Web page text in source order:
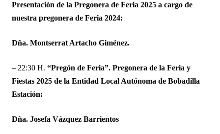
Presentación de la Pregonera de Feria 2025 a cargo de
nuestra pregonera de Feria 2024:
Dña. Montserrat Artacho Giménez.
– 22:30 H. “Pregón de Feria”. Pregonera de la Feria y
Fiestas 2025 de la Entidad Local Autónoma de Bobadilla
Estación:
Dña. Josefa Vázquez Barrientos